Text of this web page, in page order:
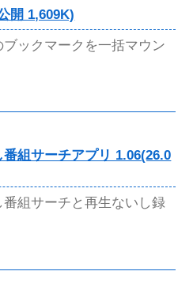
開 1,609K)
ックマークを一括マウン
組サーチアプリ 1.06(26.0
組サーチと再生ないし録